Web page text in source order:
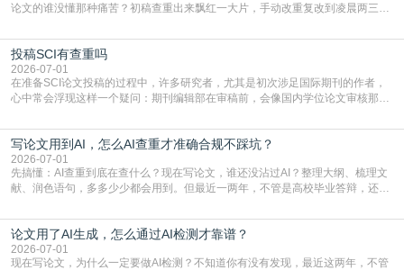
论文的谁没懂那种痛苦？初稿查重出来飘红一大片，手动改重复改到凌晨两三
到秃头。这时候靠谱的AI降重真的就是救命稻草，选对工具，半天就能搞定你两
三天都做不完的事。不是所有人都需要用AI降重，但如果你符合下面这些场景，
真的可以试试：初稿写完重复率远超要
投稿SCI有查重吗
2026-07-01
在准备SCI论文投稿的过程中，许多研究者，尤其是初次涉足国际期刊的作者，
心中常会浮现这样一个疑问：期刊编辑部在审稿前，会像国内学位论文审核那
论文的初审通过率。实际上，SCI期刊对重复内容的审查是严谨投稿流程中不可
或缺的一环。本篇AEIC学术交流中心小编就为大家介绍“投稿SCI有查重吗”。
一、查重是标准流程答案是明确的：绝大多数S
写论文用到AI，怎么AI查重才准确合规不踩坑？
2026-07-01
先搞懂：AI查重到底在查什么？现在写论文，谁还没沾过AI？整理大纲、梳理文
献、润色语句，多多少少都会用到。但最近一两年，不管是高校毕业答辩，还是
须加做AI查重。很多人分不清，AI查重和普通查重到底有啥区别？这里说透：普
通查重查的是你的文字和已公开文献的重复比例，防的是抄袭；AI查重查的是你
的内容里，有多少是AI生成的，防的是过
论文用了AI生成，怎么通过AI检测才靠谱？
2026-07-01
现在写论文，为什么一定要做AI检测？不知道你有没有发现，最近这两年，不管